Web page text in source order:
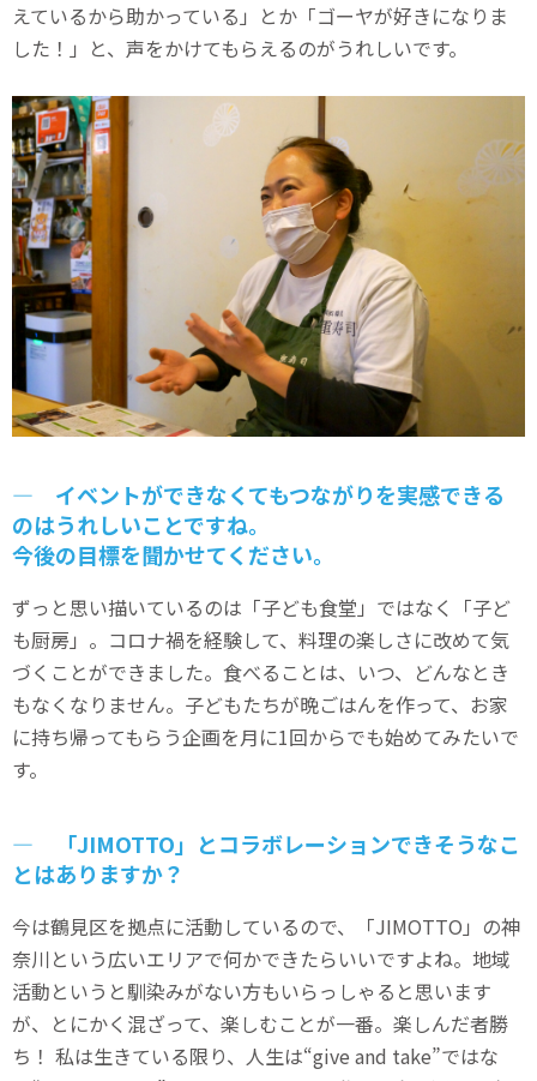
えているから助かっている」とか「ゴーヤが好きになりま
した！」と、声をかけてもらえるのがうれしいです。
― イベントができなくてもつながりを実感できる
のはうれしいことですね。
今後の目標を聞かせてください。
ずっと思い描いているのは「子ども食堂」ではなく「子ど
も厨房」。コロナ禍を経験して、料理の楽しさに改めて気
づくことができました。食べることは、いつ、どんなとき
もなくなりません。子どもたちが晩ごはんを作って、お家
に持ち帰ってもらう企画を月に1回からでも始めてみたいで
す。
― 「JIMOTTO」とコラボレーションできそうなこ
とはありますか？
今は鶴見区を拠点に活動しているので、「JIMOTTO」の神
奈川という広いエリアで何かできたらいいですよね。地域
活動というと馴染みがない方もいらっしゃると思います
が、とにかく混ざって、楽しむことが一番。楽しんだ者勝
ち！ 私は生きている限り、人生は“give and take”ではな